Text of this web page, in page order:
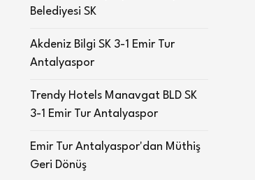
Belediyesi SK
Akdeniz Bilgi SK 3-1 Emir Tur
Antalyaspor
Trendy Hotels Manavgat BLD SK
3-1 Emir Tur Antalyaspor
Emir Tur Antalyaspor'dan Müthiş
Geri Dönüş